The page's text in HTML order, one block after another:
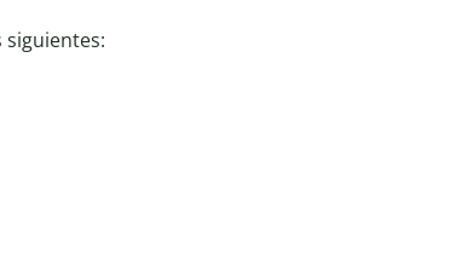
siguientes: